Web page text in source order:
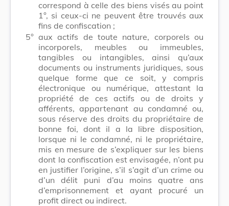
correspond à celle des biens visés au point
1°, si ceux-ci ne peuvent être trouvés aux
fins de confiscation ;
5° aux actifs de toute nature, corporels ou
incorporels, meubles ou immeubles,
tangibles ou intangibles, ainsi qu’aux
documents ou instruments juridiques, sous
quelque forme que ce soit, y compris
électronique ou numérique, attestant la
propriété de ces actifs ou de droits y
afférents, appartenant au condamné ou,
sous réserve des droits du propriétaire de
bonne foi, dont il a la libre disposition,
lorsque ni le condamné, ni le propriétaire,
mis en mesure de s’expliquer sur les biens
dont la confiscation est envisagée, n’ont pu
en justifier l’origine, s’il s’agit d’un crime ou
d’un délit puni d’au moins quatre ans
d’emprisonnement et ayant procuré un
profit direct ou indirect.